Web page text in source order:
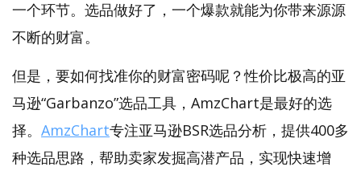
一个环节。选品做好了，一个爆款就能为你带来源源
不断的财富。
但是，要如何找准你的财富密码呢？性价比极高的亚
马逊“Garbanzo”选品工具，AmzChart是最好的选
择。 AmzChart专注亚马逊BSR选品分析，提供400多
种选品思路，帮助卖家发掘高潜产品，实现快速增